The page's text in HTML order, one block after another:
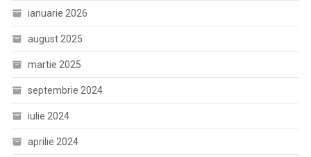
ianuarie 2026
august 2025
martie 2025
septembrie 2024
iulie 2024
aprilie 2024